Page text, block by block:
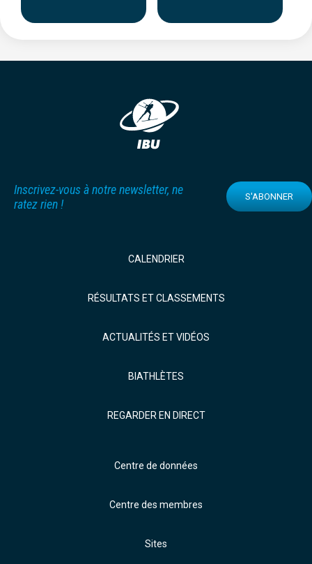
Inscrivez-vous à notre newsletter, ne
ratez rien !
S'ABONNER
CALENDRIER
RÉSULTATS ET CLASSEMENTS
ACTUALITÉS ET VIDÉOS
BIATHLÈTES
REGARDER EN DIRECT
Centre de données
Centre des membres
Sites